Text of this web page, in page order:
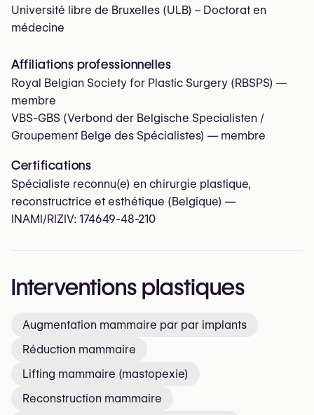
Université libre de Bruxelles (ULB) – Doctorat en
médecine
Affiliations professionnelles
Royal Belgian Society for Plastic Surgery (RBSPS) —
membre
VBS-GBS (Verbond der Belgische Specialisten /
Groupement Belge des Spécialistes) — membre
Certifications
Spécialiste reconnu(e) en chirurgie plastique,
reconstructrice et esthétique (Belgique) —
INAMI/RIZIV: 174649-48-210
Interventions plastiques
Augmentation mammaire par par implants
Réduction mammaire
Lifting mammaire (mastopexie)
Reconstruction mammaire